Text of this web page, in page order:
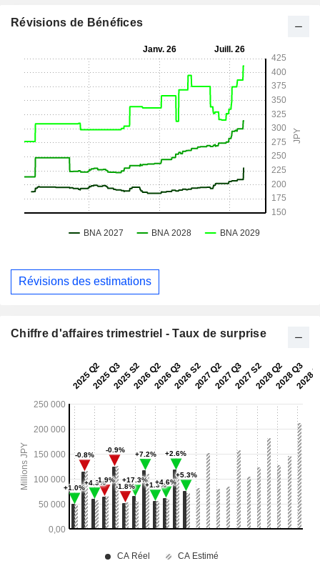
Révisions de Bénéfices
Révisions des estimations
Chiffre d'affaires trimestriel - Taux de surprise